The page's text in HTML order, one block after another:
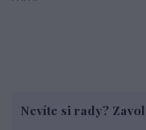
Nevíte si rady?